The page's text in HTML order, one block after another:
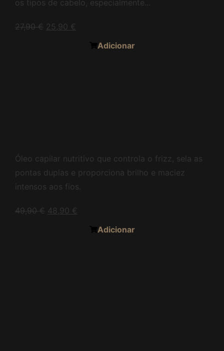
os tipos de cabelo, especialmente...
27,90€ 25,90 €
Adicionar
Óleo capilar nutritivo que controla o frizz, sela as
pontas duplas e proporciona brilho e maciez
intensos aos fios.
49,90€ 48,90 €
Adicionar